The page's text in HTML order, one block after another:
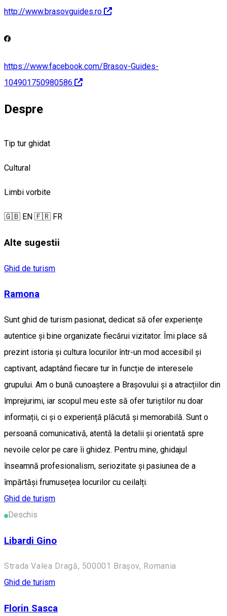
http://www.brasovguides.ro
https://www.facebook.com/Brasov-Guides-
104901750980586
Despre
Tip tur ghidat
Cultural
Limbi vorbite
🇬🇧 EN 🇫🇷 FR
Alte sugestii
Ghid de turism
Ramona
Sunt ghid de turism pasionat, dedicat să ofer experiențe
autentice și bine organizate fiecărui vizitator. Îmi place să
prezint istoria și cultura locurilor într-un mod accesibil și
captivant, adaptând fiecare tur în funcție de interesele
grupului. Am o bună cunoaștere a Brașovului și a atracțiilor din
împrejurimi, iar scopul meu este să ofer turiștilor nu doar
informații, ci și o experiență plăcută și memorabilă. Sunt o
persoană comunicativă, atentă la detalii și orientată spre
nevoile celor pe care îi ghidez. Pentru mine, ghidajul
înseamnă profesionalism, seriozitate și pasiunea de a
împărtăși frumusețea locurilor cu ceilalți.
Ghid de turism
Deschis
Libardi Gino
Strada Valea Dragă, 500001 Brașov, Romania
Ghid de turism
Florin Sasca